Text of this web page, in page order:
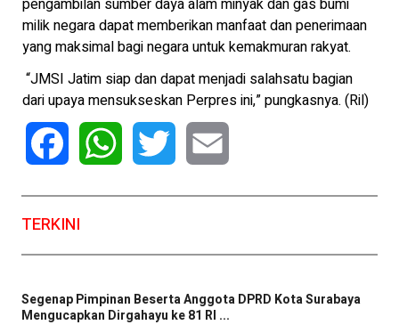
pengambilan sumber daya alam minyak dan gas bumi
milik negara dapat memberikan manfaat dan penerimaan
yang maksimal bagi negara untuk kemakmuran rakyat.
“JMSI Jatim siap dan dapat menjadi salahsatu bagian
dari upaya mensukseskan Perpres ini,” pungkasnya. (Ril)
TERKINI
Segenap Pimpinan Beserta Anggota DPRD Kota Surabaya
Mengucapkan Dirgahayu ke 81 RI ...